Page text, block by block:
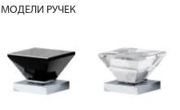
МОДЕЛИ РУЧЕК